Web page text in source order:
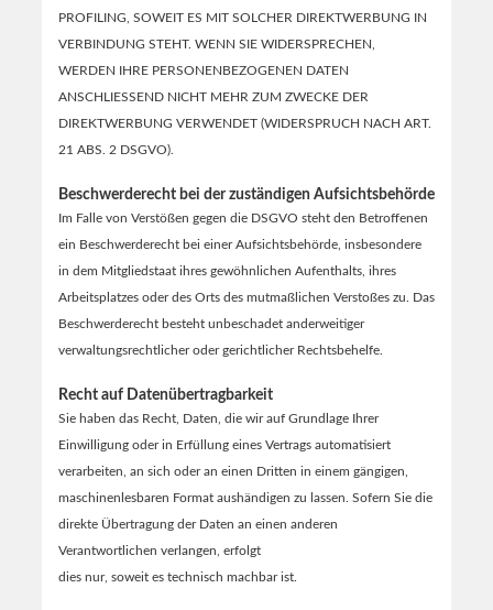
PROFILING, SOWEIT ES MIT SOLCHER DIREKTWERBUNG IN
VERBINDUNG STEHT. WENN SIE WIDERSPRECHEN,
WERDEN IHRE PERSONENBEZOGENEN DATEN
ANSCHLIESSEND NICHT MEHR ZUM ZWECKE DER
DIREKTWERBUNG VERWENDET (WIDERSPRUCH NACH ART.
21 ABS. 2 DSGVO).
Beschwerderecht bei der zuständigen Aufsichtsbehörde
Im Falle von Verstößen gegen die DSGVO steht den Betroffenen
ein Beschwerderecht bei einer Aufsichtsbehörde, insbesondere
in dem Mitgliedstaat ihres gewöhnlichen Aufenthalts, ihres
Arbeitsplatzes oder des Orts des mutmaßlichen Verstoßes zu. Das
Beschwerderecht besteht unbeschadet anderweitiger
verwaltungsrechtlicher oder gerichtlicher Rechtsbehelfe.
Recht auf Datenübertragbarkeit
Sie haben das Recht, Daten, die wir auf Grundlage Ihrer
Einwilligung oder in Erfüllung eines Vertrags automatisiert
verarbeiten, an sich oder an einen Dritten in einem gängigen,
maschinenlesbaren Format aushändigen zu lassen. Sofern Sie die
direkte Übertragung der Daten an einen anderen
Verantwortlichen verlangen, erfolgt
dies nur, soweit es technisch machbar ist.